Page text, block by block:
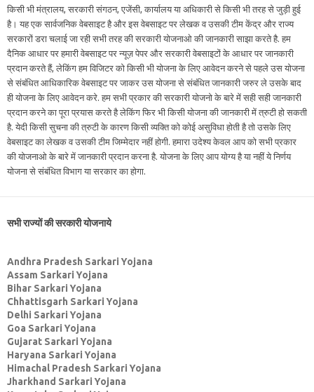
किसी भी मंत्रालय, सरकारी संगठन, एजेंसी, कार्यालय या अधिकारी से किसी भी तरह से जुड़ी हुई
है। यह एक सार्वजनिक वेबसाइट है और इस वेबसाइट पर लेखक व उसकी टीम केंद्र और राज्य
सरकारों डरा चलाई जा रही सभी तरह की सरकारी योजनाओ की जानकारी साझा करते है. हम
दैनिक आधार पर हमारी वेबसाइट पर न्यूज़ पेपर और सरकारी वेबसाइटों के आधार पर जानकारी
प्रदान करते हैं, लेकिंग हम विजिटर को किसी भी योजना के लिए आवेदन करने से पहले उस योजना
से संबंधित आधिकारिक वेबसाइट पर जाकर उस योजना से संबंधित जानकारी जरुर ले उसके बाद
ही योजना के लिए आवेदन करे. हम सभी प्रकार की सरकारी योजनो के बारे में सही सही जानकारी
प्रदान करने का पूरा प्रयास करते है लेकिंग फिर भी किसी योजना की जानकारी में त्रुटी हो सकती
है. येदी किसी सुचना की त्रुटी के कारण किसी व्यक्ति को कोई असुविधा होती है तो उसके लिए
वेबसाइट का लेखक व उसकी टीम जिम्मेदार नहीं होगी. हमारा उदेश्य केवल आप को सभी प्रकार
की योजनाओ के बारे में जानकारी प्रदान करना है. योजना के लिए आप योग्य है या नहीं ये निर्णय
योजना से संबंधित विभाग या सरकार का होगा.
सभी राज्यों की सरकारी योजनाये
Andhra Pradesh Sarkari Yojana
Assam Sarkari Yojana
Bihar Sarkari Yojana
Chhattisgarh Sarkari Yojana
Delhi Sarkari Yojana
Goa Sarkari Yojana
Gujarat Sarkari Yojana
Haryana Sarkari Yojana
Himachal Pradesh Sarkari Yojana
Jharkhand Sarkari Yojana